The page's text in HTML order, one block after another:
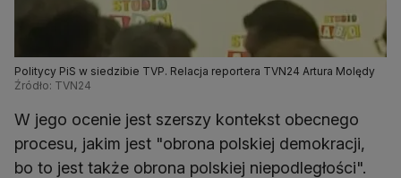
Politycy PiS w siedzibie TVP. Relacja reportera TVN24 Artura Molędy
Źródło: TVN24
W jego ocenie jest szerszy kontekst obecnego
procesu, jakim jest "obrona polskiej demokracji,
bo to jest także obrona polskiej niepodległości".